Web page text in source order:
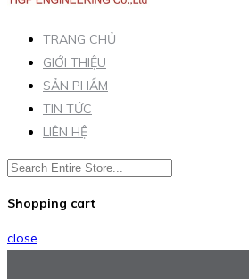
TRANG CHỦ
GIỚI THIỆU
SẢN PHẨM
TIN TỨC
LIÊN HỆ
Shopping cart
close